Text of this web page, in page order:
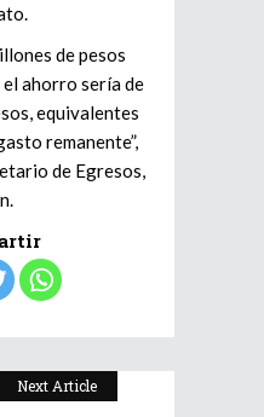
de pesos
el ahorro sería de
equivalentes
remanente”,
de Egresos,
Next Article